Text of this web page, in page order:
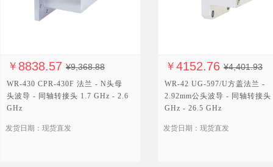
￥ 8838.57 ¥9,368.88
WR-430 CPR-430F 法兰 - N头母
头波导 - 同轴转接头 1.7 GHz - 2.6
GHz
发货日期：现货直发
￥ 4152.76 ¥4,401.93
WR-42 UG-597/U方盖法兰 -
2.92mm公头波导 - 同轴转接头
GHz - 26.5 GHz
发货日期：现货直发